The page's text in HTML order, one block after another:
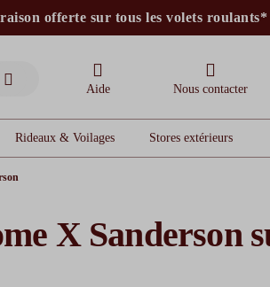
offerte sur tous les volets roulants*
et volets motorisés*stores bannes standards
moustiquaires
Aide Nous contacter
Rideaux & Voilages Stores extérieurs
X Sanderson